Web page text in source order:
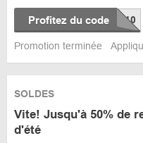
Profitez du code
Promotion terminée
SOLDES
Vite! Jusqu'à 50% de
d'été